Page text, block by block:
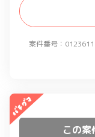
案件番号：0123611
この案